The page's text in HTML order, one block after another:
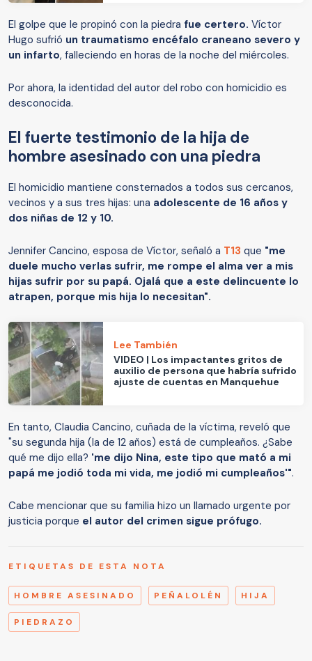
El golpe que le propinó con la piedra fue certero. Víctor
Hugo sufrió un traumatismo encéfalo craneano severo y
un infarto, falleciendo en horas de la noche del miércoles.
Por ahora, la identidad del autor del robo con homicidio es
desconocida.
El fuerte testimonio de la hija de
hombre asesinado con una piedra
El homicidio mantiene consternados a todos sus cercanos,
vecinos y a sus tres hijas: una adolescente de 16 años y
dos niñas de 12 y 10.
Jennifer Cancino, esposa de Víctor, señaló a T13 que "me
duele mucho verlas sufrir, me rompe el alma ver a mis
hijas sufrir por su papá. Ojalá que a este delincuente lo
atrapen, porque mis hija lo necesitan".
Lee También
VIDEO | Los impactantes gritos de
auxilio de persona que habría sufrido
ajuste de cuentas en Manquehue
En tanto, Claudia Cancino, cuñada de la víctima, reveló que
"su segunda hija (la de 12 años) está de cumpleaños. ¿Sabe
qué me dijo ella? 'me dijo Nina, este tipo que mató a mi
papá me jodió toda mi vida, me jodió mi cumpleaños'".
Cabe mencionar que su familia hizo un llamado urgente por
justicia porque el autor del crimen sigue prófugo.
ETIQUETAS DE ESTA NOTA
HOMBRE ASESINADO PEÑALOLÉN HIJA
PIEDRAZO